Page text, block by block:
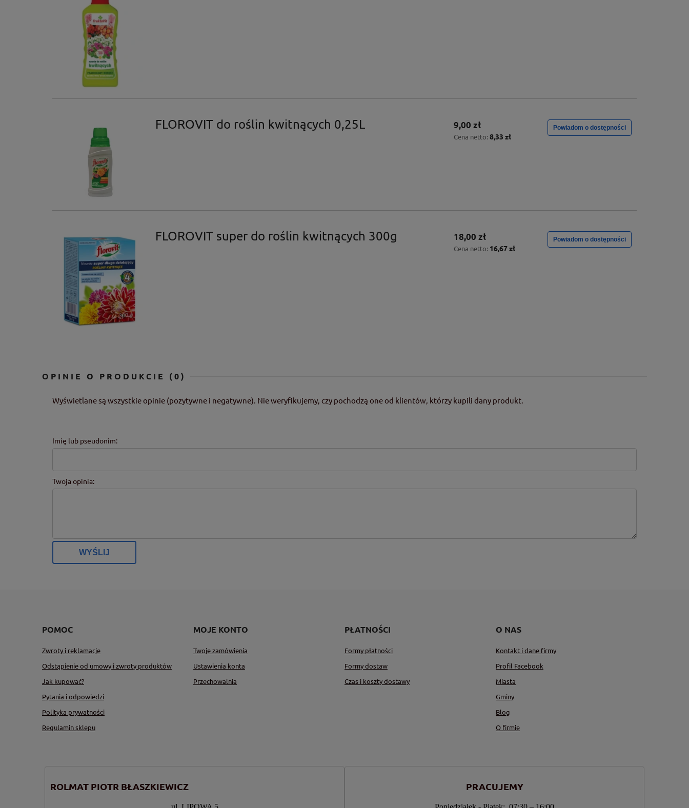
FLOROVIT do roślin kwitnących 0,25L 9,00 zł
Cena netto: 8,33 zł
Powiadom o dostępności
FLOROVIT super do roślin kwitnących 300g 18,00 zł
Cena netto: 16,67 zł
Powiadom o dostępności
OPINIE O PRODUKCIE (0)
Wyświetlane są wszystkie opinie (pozytywne i negatywne). Nie weryfikujemy, czy pochodzą one od klientów, którzy kupili dany produkt.
Imię lub pseudonim:
Twoja opinia:
WYŚLIJ
POMOC
Zwroty i reklamacje
Odstąpienie od umowy i zwroty produktów
Jak kupować?
Pytania i odpowiedzi
Polityka prywatności
Regulamin sklepu
MOJE KONTO
Twoje zamówienia
Ustawienia konta
Przechowalnia
PŁATNOŚCI
Formy płatności
Formy dostaw
Czas i koszty dostawy
O NAS
Kontakt i dane firmy
Profil Facebook
Miasta
Gminy
Blog
O firmie
ROLMAT PIOTR BŁASZKIEWICZ PRACUJEMY